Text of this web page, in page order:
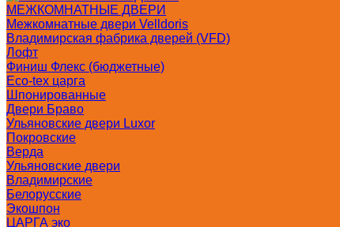
МЕЖКОМНАТНЫЕ ДВЕРИ
Межкомнатные двери Velldoris
Владимирская фабрика дверей (VFD)
Лофт
Финиш Флекс (бюджетные)
Eco-tex царга
Шпонированные
Двери Браво
Ульяновские двери Luxor
Покровские
Верда
Ульяновские двери
Владимирские
Белорусские
Экошпон
ЦАРГА эко